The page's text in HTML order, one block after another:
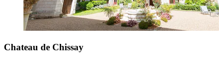
Chateau de Chissay